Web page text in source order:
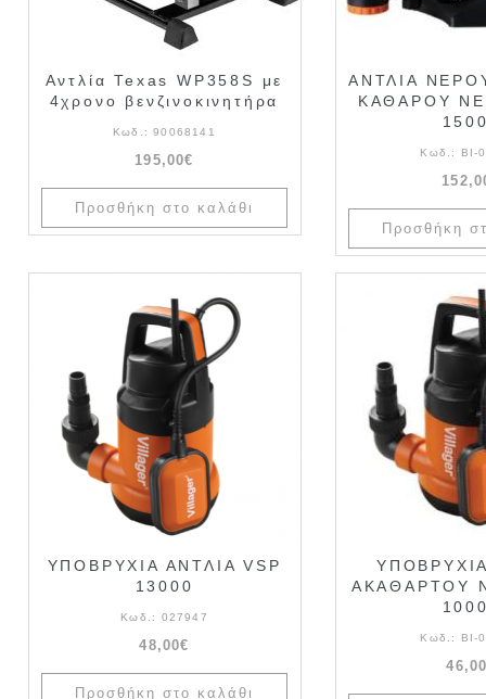
Αντλία Texas WP358S με
4χρονο βενζινοκινητήρα
Κωδ.: 90068141
195,00€
ΑΝΤΛΙΑ
ΚΑΘΑΡΟΥ
Κωδ.: ΒΙ-
ΥΠΟΒΡΥΧΙΑ ΑΝΤΛΙΑ VSP
13000
Κωδ.: 027947
48,00€
ΑΚΑΘΑΡΤΟΥ
Κωδ.: ΒΙ-